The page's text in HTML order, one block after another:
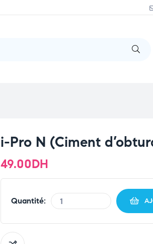
i-Pro N (Ciment
49.00DH
Quantité: